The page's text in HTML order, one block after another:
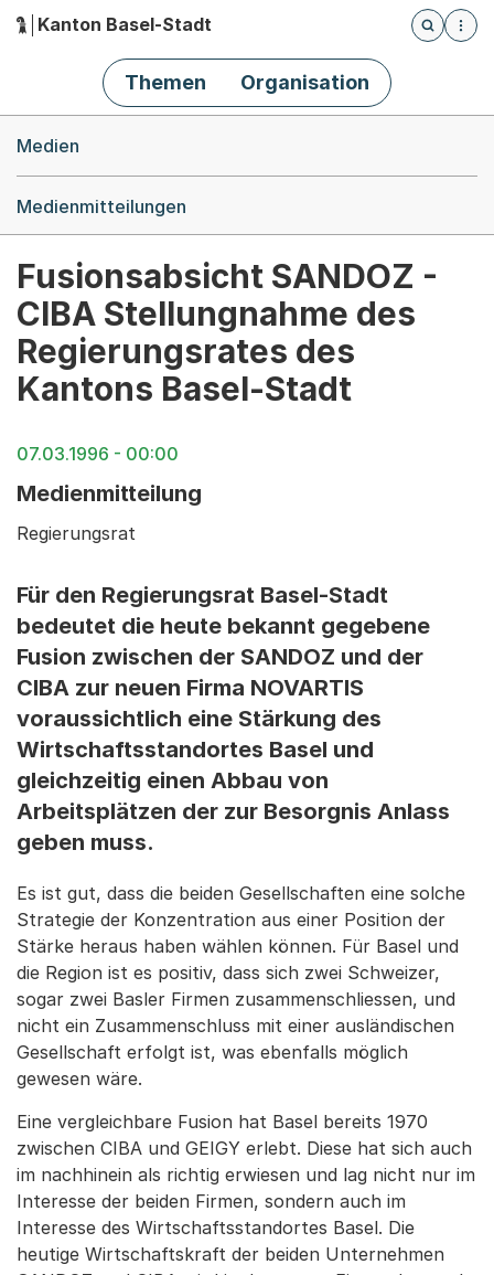
Hauptnavigation
Kanton Basel-Stadt
Öffnet
Themen Organisation
Medien
Medienmitteilungen
Fusionsabsicht SANDOZ -
CIBA Stellungnahme des
Regierungsrates des
Kantons Basel-Stadt
07.03.1996 - 00:00
Medienmitteilung
Regierungsrat
Für den Regierungsrat Basel-Stadt
bedeutet die heute bekannt gegebene
Fusion zwischen der SANDOZ und der
CIBA zur neuen Firma NOVARTIS
voraussichtlich eine Stärkung des
Wirtschaftsstandortes Basel und
gleichzeitig einen Abbau von
Arbeitsplätzen der zur Besorgnis Anlass
geben muss.
Es ist gut, dass die beiden Gesellschaften eine solche
Strategie der Konzentration aus einer Position der
Stärke heraus haben wählen können. Für Basel und
die Region ist es positiv, dass sich zwei Schweizer,
sogar zwei Basler Firmen zusammenschliessen, und
nicht ein Zusammenschluss mit einer ausländischen
Gesellschaft erfolgt ist, was ebenfalls möglich
gewesen wäre.
Eine vergleichbare Fusion hat Basel bereits 1970
zwischen CIBA und GEIGY erlebt. Diese hat sich auch
im nachhinein als richtig erwiesen und lag nicht nur im
Interesse der beiden Firmen, sondern auch im
Interesse des Wirtschaftsstandortes Basel. Die
heutige Wirtschaftskraft der beiden Unternehmen